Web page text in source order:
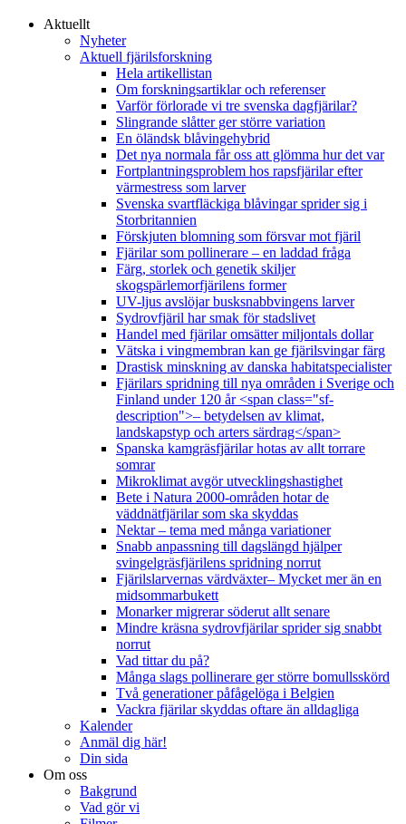
Aktuellt
Nyheter
Aktuell fjärilsforskning
Hela artikellistan
Om forskningsartiklar och referenser
Varför förlorade vi tre svenska dagfjärilar?
Slingrande slåtter ger större variation
En öländsk blåvingehybrid
Det nya normala får oss att glömma hur det var
Fortplantningsproblem hos rapsfjärilar efter
värmestress som larver
Svenska svartfläckiga blåvingar sprider sig i
Storbritannien
Förskjuten blomning som försvar mot fjäril
Fjärilar som pollinerare – en laddad fråga
Färg, storlek och genetik skiljer
skogspärlemorfjärilens former
UV-ljus avslöjar busksnabbvingens larver
Sydrovfjäril har smak för stadslivet
Handel med fjärilar omsätter miljontals dollar
Vätska i vingmembran kan ge fjärilsvingar färg
Drastisk minskning av danska habitatspecialister
Fjärilars spridning till nya områden i Sverige och
Finland under 120 år <span class="sf-
description">– betydelsen av klimat,
landskapstyp och arters särdrag</span>
Spanska kamgräsfjärilar hotas av allt torrare
somrar
Mikroklimat avgör utvecklingshastighet
Bete i Natura 2000-områden hotar de
väddnätfjärilar som ska skyddas
Nektar – tema med många variationer
Snabb anpassning till dagslängd hjälper
svingelgräsfjärilens spridning norrut
Fjärilslarvernas värdväxter– Mycket mer än en
midsommarbukett
Monarker migrerar söderut allt senare
Mindre kräsna sydrovfjärilar sprider sig snabbt
norrut
Vad tittar du på?
Många slags pollinerare ger större bomullsskörd
Två generationer påfågelöga i Belgien
Vackra fjärilar skyddas oftare än alldagliga
Kalender
Anmäl dig här!
Din sida
Om oss
Bakgrund
Vad gör vi